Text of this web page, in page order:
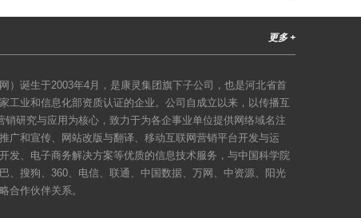
更多 +
）诞生于2003年4月，是康灵集团旗下子公司，也是河北省首
工业和信息化部资质认证的企业。公司自成立以来，以传播互
研究与应用为核心，致力于为各企事业单位提供网络域名注
广和宣传、网站改版与翻译、移动互联网营销平台开发与运
发、电子商务解决方案等优质的信息技术服务，与中国科学院
、搜狗、360、电信、联通、中国数据、万网、中资源、阳光
合作伙伴关系。